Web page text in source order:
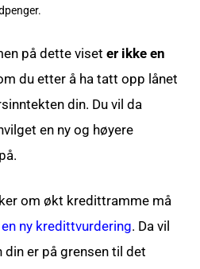
på dette viseter ikke en
du etter å ha tatt opp lånet
din. Du vil da
en ny og høyere
om økt kredittramme må
en ny kredittvurdering. Da vil
er på grensen til det